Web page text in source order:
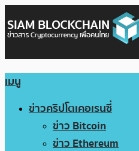
เมนู
ข่าวคริปโตเคอเรนซี่
ข่าว Bitcoin
ข่าว Ethereum